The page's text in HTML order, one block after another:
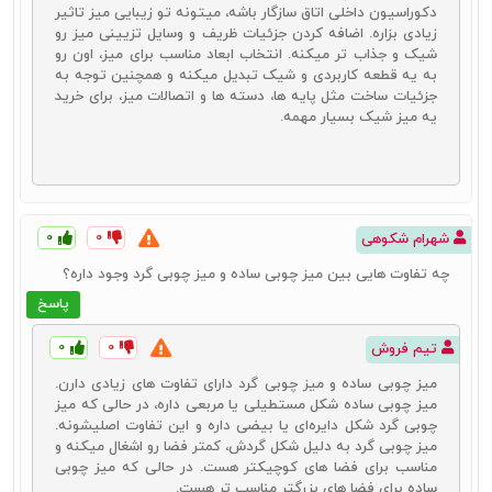
خانه‌های امروزی است. این نوع از میزهای چوبی به دلیل جذابیت‌های ظاهری
بسیار خوبی که دارند، شرایط خوبی در هر خانه‌ ایجاد خواهند کرد. هم از نظر
زیبایی ظاهری و هم از نظر هماهنگی که با سایر محصولات خانه در آن
می‌بینیم، این محصول یک انتخاب عالی و مناسب برای کاربران خواهد شد.
برایخرید میز چوبی مدرنبهتر است به سایر وسایل دکوراسیون خانه خود
دقت کنید.
میز چوبی سنتی
یکی دیگر ازانواع میز چوبی
نوع سنتی آن است. ایرانی‌ها علاقه بسیار
زیادی به محصولات سنتی دارند و استفاده از این میزها برای دکوراسیون
باعث می‌شود تا در کنار زیبایی، حس بسیار خوبی در میان اعضای
خانواده ایجاد شود. میز سنتی چوبی یادآور خاطرات گذشته است و مانند
یک عنصر نوستالژیک، خود را در دکوراسیون خانه نشان می‌دهد. قیمت میز
چوبی سنتی مقرون به صرفه بوده و در کنار قیمت، زیبایی و طرح‌های
متنوع را نیز می‌توان ازجمله ویژگی‌ها و مزیت‌های این نوع میز در نظر
گرفت. میزهای سنتی البته باید با محصولات خاصی ست شوند. اگر به دنبال
تهیه چنین میزهایی برای خانه خود هستید، بهتر است هم در میز
تلویزیون و هم در میز ناهارخوری و جلو مبلی این مهم را رعایت کنید. در
چنین حالتی تأثیر استفاده از این نوعمیز روی دکوراسیون خانه شما چند
برابر خواهد شد.
دکوراسیون داخلی اتاق سازگار باشه، میتونه تو زیبایی میز تاثیر
زیادی بزاره. اضافه کردن جزئیات ظریف و وسایل تزیینی میز رو
شیک و جذاب تر میکنه. انتخاب ابعاد مناسب برای میز، اون رو
به یه قطعه کاربردی و شیک تبدیل میکنه و همچنین توجه به
جزئیات ساخت مثل پایه‌ ها، دسته‌ ها و اتصالات میز، برای خرید
یه میز شیک بسیار مهمه.
شهرام شکوهی ۰ ۰
پاسخ
چه تفاوت‌ هایی بین میز چوبی ساده و میز چوبی گرد وجود داره؟
تیم فروش ۰ ۰
میز چوبی ساده و میز چوبی گرد دارای تفاوت‌ های زیادی دارن.
میز چوبی ساده شکل مستطیلی یا مربعی داره، در حالی که میز
چوبی گرد شکل دایره‌ای یا بیضی داره و این تفاوت اصلیشونه.
میز چوبی گرد به دلیل شکل گردش، کمتر فضا رو اشغال میکنه و
مناسب برای فضا های کوچیکتر هست. در حالی که میز چوبی